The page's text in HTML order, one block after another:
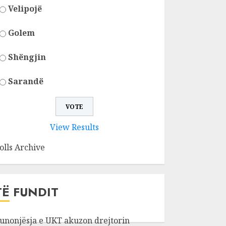
Velipojë
Golem
Shëngjin
Sarandë
View Results
Archive
FUNDIT
e UKT akuzon drejtorin